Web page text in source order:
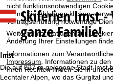
nicht funktionsnotwendigen
Wenn SieAblehnenklicken,
Vertragserfüllung notwendige
Weitere Informationen zur
Änderung Ihrer Einstellungen
Informationen zum
Impressum. Informationen zu
Ihren Rechten finden Sie in
t
a
r
t
SkiferienImst -
ganze Familie!
Imst
Die auf 827 m gelegene Stadt Imst
Lechtaler Alpen, wo das Gurgltal